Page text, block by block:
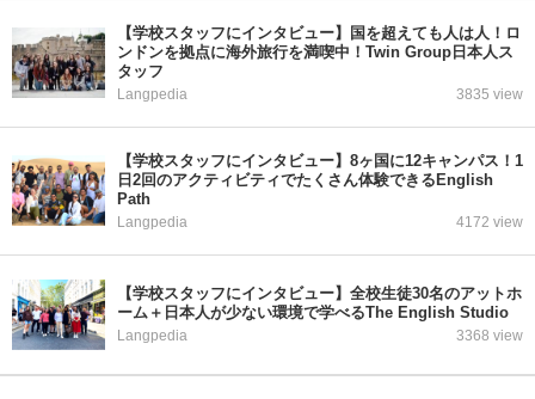
【学校スタッフにインタビュー】国を超えても人は人！ロ
ンドンを拠点に海外旅行を満喫中！Twin Group日本人ス
タッフ
Langpedia 3835 view
【学校スタッフにインタビュー】8ヶ国に12キャンパス！1
日2回のアクティビティでたくさん体験できるEnglish
Path
Langpedia 4172 view
【学校スタッフにインタビュー】全校生徒30名のアットホ
ーム＋日本人が少ない環境で学べるThe English Studio
Langpedia 3368 view